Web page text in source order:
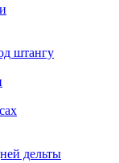
штангу
дельты